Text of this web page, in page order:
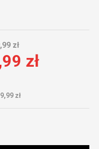
zł
zł
zł